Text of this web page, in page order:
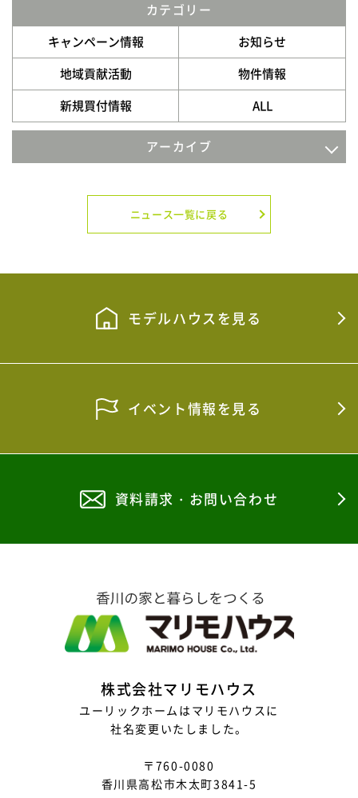
カテゴリー
キャンペーン情報
お知らせ
地域貢献活動
物件情報
新規買付情報
ALL
アーカイブ
2026年7月
2026年3月
2026年2月
2025年11月
2025年7月
2025年6月
2025年4月
2025年3月
2025年1月
2024年12月
2024年11月
ニュース一覧に戻る
モデルハウスを見る
イベント情報を見る
資料請求・お問い合わせ
株式会社マリモハウス
ユーリックホームはマリモハウスに
社名変更いたしました。
〒760-0080
香川県高松市木太町3841-5